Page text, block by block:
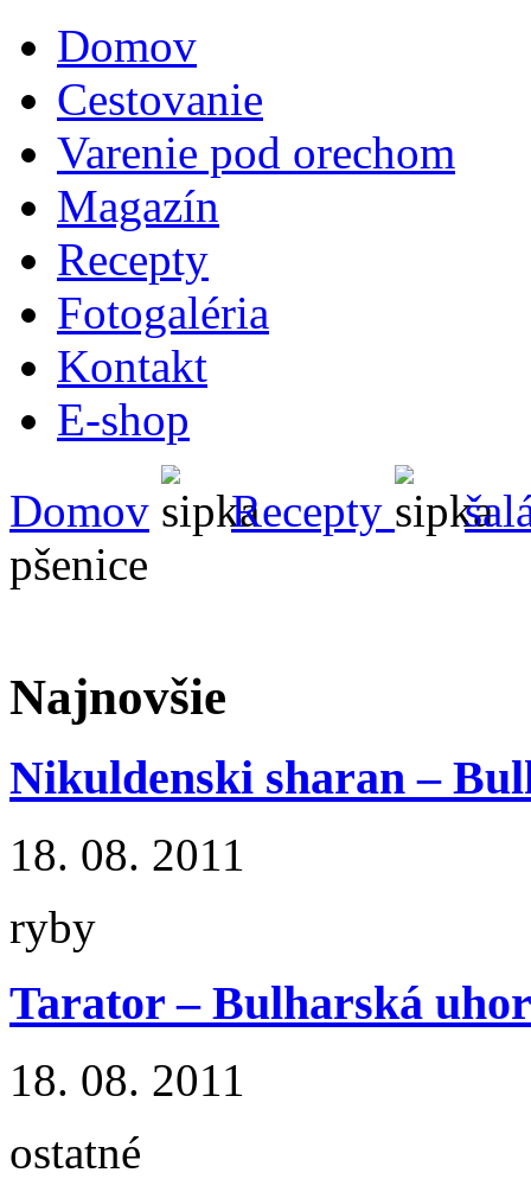
Domov
Cestovanie
Varenie pod orechom
Magazín
Recepty
Fotogaléria
Kontakt
E-shop
Domov
Recepty
pšenice
Najnovšie
Nikuldenski sharan –
18. 08. 2011
ryby
Tarator – Bulharská
18. 08. 2011
ostatné